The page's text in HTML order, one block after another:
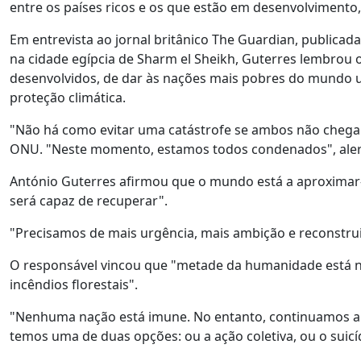
entre os países ricos e os que estão em
Em entrevista ao jornal britânico The Guardian,
na cidade egípcia de Sharm el Sheikh, Guterres
desenvolvidos, de dar às nações mais pobres do
proteção climática.
"Não há como evitar uma catástrofe se ambos não
ONU. "Neste momento, estamos todos condenados",
António Guterres afirmou que o mundo está a
será capaz de recuperar".
"Precisamos de mais urgência, mais ambição e
O responsável vincou que "metade da humanidade está
incêndios florestais".
"Nenhuma nação está imune. No entanto, continuamos
temos uma de duas opções: ou a ação coletiva, ou o